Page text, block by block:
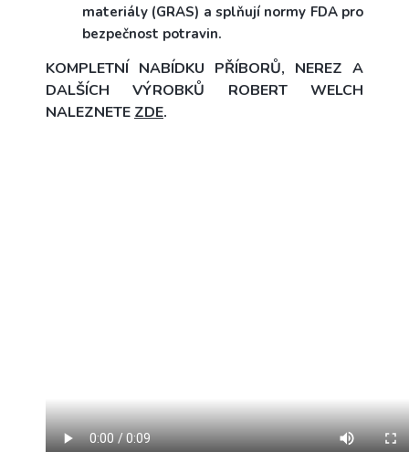
materiály (GRAS) a splňují normy FDA pro
bezpečnost potravin.
KOMPLETNÍ NABÍDKU PŘÍBORŮ, NEREZ A
DALŠÍCH VÝROBKŮ ROBERT WELCH
NALEZNETE ZDE.